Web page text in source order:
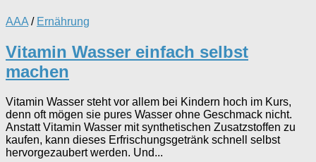
AAA / Ernährung
Vitamin Wasser einfach selbst
machen
Vitamin Wasser steht vor allem bei Kindern hoch im Kurs,
denn oft mögen sie pures Wasser ohne Geschmack nicht.
Anstatt Vitamin Wasser mit synthetischen Zusatzstoffen zu
kaufen, kann dieses Erfrischungsgetränk schnell selbst
hervorgezaubert werden. Und...